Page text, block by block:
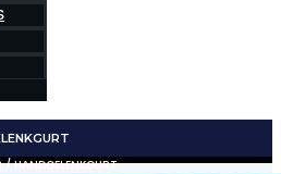
/ HANDGELENKGURT